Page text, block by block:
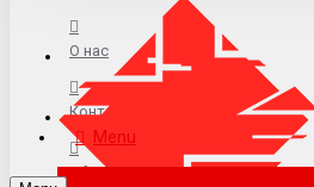
О нас
Контакты
info@pixel-trade.ru
Menu